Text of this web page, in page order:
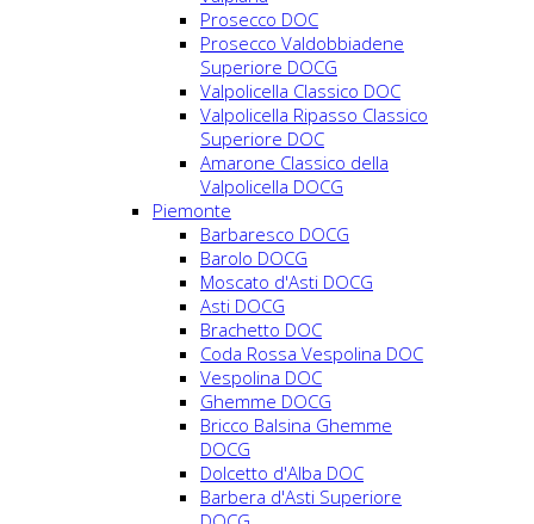
Prosecco DOC
Prosecco Valdobbiadene
Superiore DOCG
Valpolicella Classico DOC
Valpolicella Ripasso Classico
Superiore DOC
Amarone Classico della
Valpolicella DOCG
Piemonte
Barbaresco DOCG
Barolo DOCG
Moscato d'Asti DOCG
Asti DOCG
Brachetto DOC
Coda Rossa Vespolina DOC
Vespolina DOC
Ghemme DOCG
Bricco Balsina Ghemme
DOCG
Dolcetto d'Alba DOC
Barbera d'Asti Superiore